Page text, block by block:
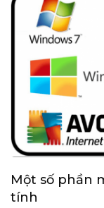
Một số phần
tính